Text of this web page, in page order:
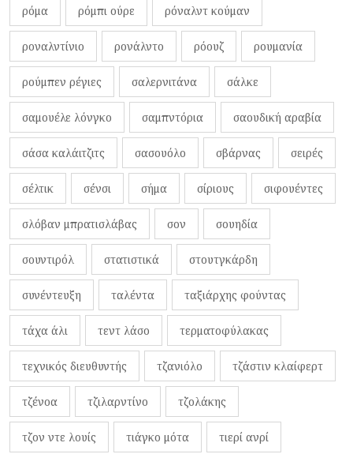
ρόμα ρόμπι ούρε ρόναλντ κούμαν
ροναλντίνιο ρονάλντο ρόουζ ρουμανία
ρούμπεν ρέγιες σαλερνιτάνα σάλκε
σαμουέλε λόνγκο σαμπντόρια σαουδική αραβία
σάσα καλάιτζιτς σασουόλο σβάρνας σειρές
σέλτικ σένσι σήμα σίριους σιφουέντες
σλόβαν μπρατισλάβας σον σουηδία
σουντιρόλ στατιστικά στουτγκάρδη
συνέντευξη ταλέντα ταξιάρχης φούντας
τάχα άλι τεντ λάσο τερματοφύλακας
τεχνικός διευθυντής τζανιόλο τζάστιν κλαίφερτ
τζένοα τζιλαρντίνο τζολάκης
τζον ντε λουίς τιάγκο μότα τιερί ανρί